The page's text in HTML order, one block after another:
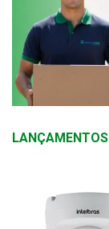
LANÇAMENTOS